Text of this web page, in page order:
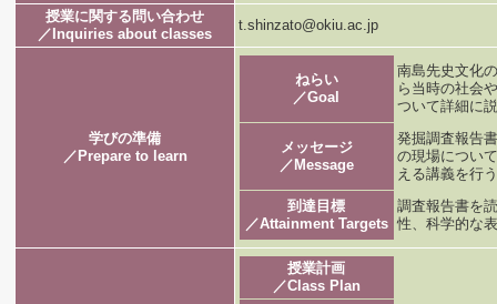
授業に関する問い合わせ
／Inquiries about classes
t.shinzato@okiu.ac.jp
学びの準備
／Prepare to learn
ねらい
／Goal
南島先史文化
ら当時の社会
ついて詳細に
メッセージ
／Message
発掘調査報告
の現場につい
える講義を行
到達目標
／Attainment Targets
調査報告書を
性、科学的な
授業計画
／Class Plan